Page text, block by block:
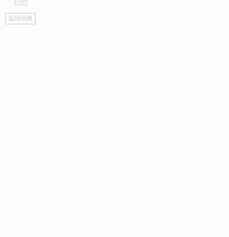
go
top
返回词典